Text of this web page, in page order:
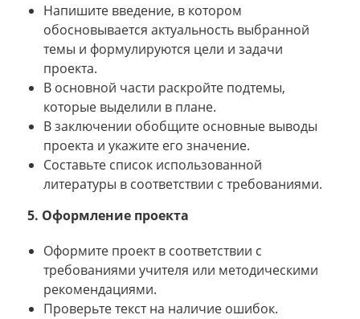
Напишите введение, в котором
обосновывается актуальность выбранной
темы и формулируются цели и задачи
проекта.
В основной части раскройте подтемы,
которые выделили в плане.
В заключении обобщите основные выводы
проекта и укажите его значение.
Составьте список использованной
литературы в соответствии с требованиями.
5. Оформление проекта
Оформите проект в соответствии с
требованиями учителя или методическими
рекомендациями.
Проверьте текст на наличие ошибок.